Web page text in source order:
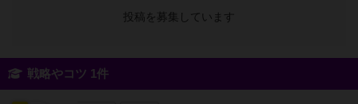
投稿を募集しています
戦略やコツ 1件